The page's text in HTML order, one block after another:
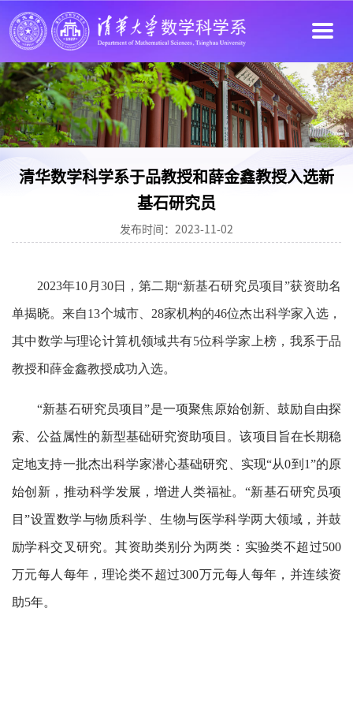
清华数学科学系于品教授和薛金鑫教授入选新
基石研究员
发布时间：2023-11-02
2023年10月30日，第二期“新基石研究员项目”获资助名
单揭晓。来自13个城市、28家机构的46位杰出科学家入选，
其中数学与理论计算机领域共有5位科学家上榜，我系于品
教授和薛金鑫教授成功入选。
“新基石研究员项目”是一项聚焦原始创新、鼓励自由探
索、公益属性的新型基础研究资助项目。该项目旨在长期稳
定地支持一批杰出科学家潜心基础研究、实现“从0到1”的原
始创新，推动科学发展，增进人类福祉。“新基石研究员项
目”设置数学与物质科学、生物与医学科学两大领域，并鼓
励学科交叉研究。其资助类别分为两类：实验类不超过500
万元每人每年，理论类不超过300万元每人每年，并连续资
助5年。